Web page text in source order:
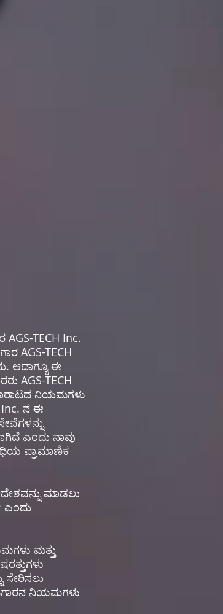
TECH Inc.
AGS-TECH
ಆದಾಗ್ಯೂ ಈ
AGS-TECH
ನಿಯಮಗಳು
Inc. ನ ಈ
ಎಂದು ನಾವು
ಪ್ರಾಮಾಣಿಕ
ಮಾಡಲು
ಎಂದು
ಮತ್ತು
ಸೇರಿಸಲು
ನಿಯಮಗಳು